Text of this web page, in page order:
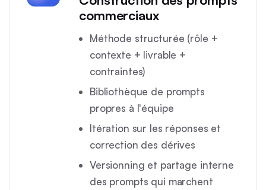
commerciaux
Méthode structurée (rôle +
contexte + livrable +
contraintes)
Bibliothèque de prompts
propres à l'équipe
Itération sur les réponses et
correction des dérives
Versionning et partage interne
des prompts qui marchent